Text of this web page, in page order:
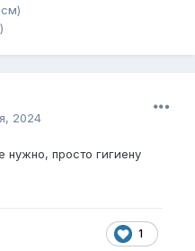
2024
нужно, просто гигиену
1